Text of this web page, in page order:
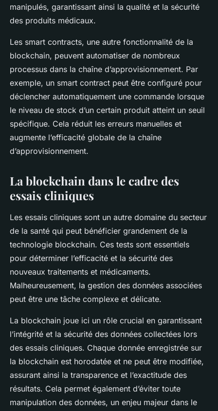
manipulés, garantissant ainsi la qualité et la sécurité
des produits médicaux.
Les smart contracts, une autre fonctionnalité de la
blockchain, peuvent automatiser de nombreux
processus dans la chaîne d’approvisionnement. Par
exemple, un smart contract peut être configuré pour
déclencher automatiquement une commande lorsque
le niveau de stock d’un certain produit atteint un seuil
spécifique. Cela réduit les erreurs manuelles et
augmente l’efficacité globale de la chaîne
d’approvisionnement.
La blockchain dans le cadre des
essais cliniques
Les essais cliniques sont un autre domaine du secteur
de la santé qui peut bénéficier grandement de la
technologie blockchain. Ces tests sont essentiels
pour déterminer l’efficacité et la sécurité des
nouveaux traitements et médicaments.
Malheureusement, la gestion des données associées
peut être une tâche complexe et délicate.
La blockchain joue ici un rôle crucial en garantissant
l’intégrité et la sécurité des données collectées lors
des essais cliniques. Chaque donnée enregistrée sur
la blockchain est horodatée et ne peut être modifiée,
assurant ainsi la transparence et l’exactitude des
résultats. Cela permet également d’éviter toute
manipulation des données, un enjeu majeur dans le